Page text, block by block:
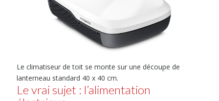
Le climatiseur de toit se monte sur une découpe de
lanterneau standard 40 x 40 cm.
Le vrai sujet : l’alimentation